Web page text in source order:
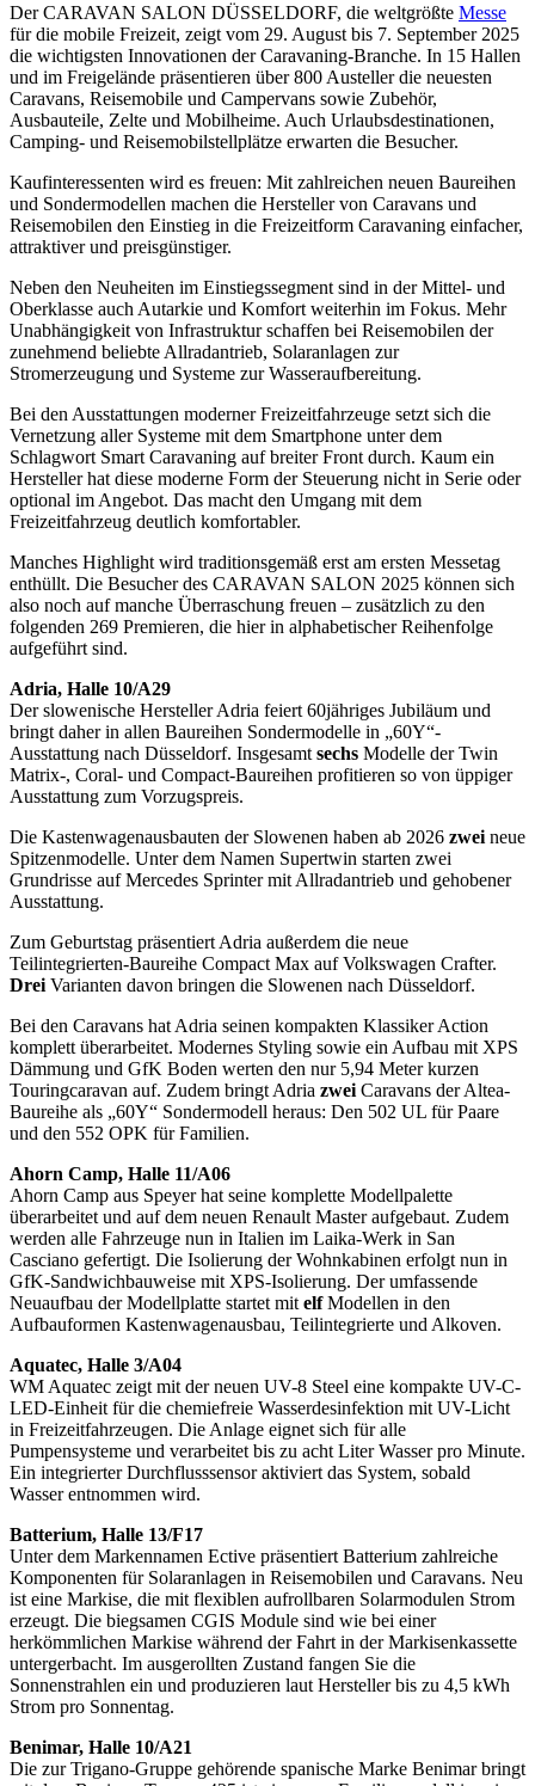
Der CARAVAN SALON DÜSSELDORF, die weltgrößte Messe
für die mobile Freizeit, zeigt vom 29. August bis 7. September 2025
die wichtigsten Innovationen der Caravaning-Branche. In 15 Hallen
und im Freigelände präsentieren über 800 Austeller die neuesten
Caravans, Reisemobile und Campervans sowie Zubehör,
Ausbauteile, Zelte und Mobilheime. Auch Urlaubsdestinationen,
Camping- und Reisemobilstellplätze erwarten die Besucher.
Kaufinteressenten wird es freuen: Mit zahlreichen neuen Baureihen
und Sondermodellen machen die Hersteller von Caravans und
Reisemobilen den Einstieg in die Freizeitform Caravaning einfacher,
attraktiver und preisgünstiger.
Neben den Neuheiten im Einstiegssegment sind in der Mittel- und
Oberklasse auch Autarkie und Komfort weiterhin im Fokus. Mehr
Unabhängigkeit von Infrastruktur schaffen bei Reisemobilen der
zunehmend beliebte Allradantrieb, Solaranlagen zur
Stromerzeugung und Systeme zur Wasseraufbereitung.
Bei den Ausstattungen moderner Freizeitfahrzeuge setzt sich die
Vernetzung aller Systeme mit dem Smartphone unter dem
Schlagwort Smart Caravaning auf breiter Front durch. Kaum ein
Hersteller hat diese moderne Form der Steuerung nicht in Serie oder
optional im Angebot. Das macht den Umgang mit dem
Freizeitfahrzeug deutlich komfortabler.
Manches Highlight wird traditionsgemäß erst am ersten Messetag
enthüllt. Die Besucher des CARAVAN SALON 2025 können sich
also noch auf manche Überraschung freuen – zusätzlich zu den
folgenden 269 Premieren, die hier in alphabetischer Reihenfolge
aufgeführt sind.
Adria, Halle 10/A29
Der slowenische Hersteller Adria feiert 60jähriges Jubiläum und
bringt daher in allen Baureihen Sondermodelle in „60Y“-
Ausstattung nach Düsseldorf. Insgesamt sechs Modelle der Twin
Matrix-, Coral- und Compact-Baureihen profitieren so von üppiger
Ausstattung zum Vorzugspreis.
Die Kastenwagenausbauten der Slowenen haben ab 2026 zwei neue
Spitzenmodelle. Unter dem Namen Supertwin starten zwei
Grundrisse auf Mercedes Sprinter mit Allradantrieb und gehobener
Ausstattung.
Zum Geburtstag präsentiert Adria außerdem die neue
Teilintegrierten-Baureihe Compact Max auf Volkswagen Crafter.
Drei Varianten davon bringen die Slowenen nach Düsseldorf.
Bei den Caravans hat Adria seinen kompakten Klassiker Action
komplett überarbeitet. Modernes Styling sowie ein Aufbau mit XPS
Dämmung und GfK Boden werten den nur 5,94 Meter kurzen
Touringcaravan auf. Zudem bringt Adria zwei Caravans der Altea-
Baureihe als „60Y“ Sondermodell heraus: Den 502 UL für Paare
und den 552 OPK für Familien.
Ahorn Camp, Halle 11/A06
Ahorn Camp aus Speyer hat seine komplette Modellpalette
überarbeitet und auf dem neuen Renault Master aufgebaut. Zudem
werden alle Fahrzeuge nun in Italien im Laika-Werk in San
Casciano gefertigt. Die Isolierung der Wohnkabinen erfolgt nun in
GfK-Sandwichbauweise mit XPS-Isolierung. Der umfassende
Neuaufbau der Modellplatte startet mit elfModellen in den
Aufbauformen Kastenwagenausbau, Teilintegrierte und Alkoven.
Aquatec, Halle 3/A04
WM Aquatec zeigt mit der neuen UV-8 Steel eine kompakte UV-C-
LED-Einheit für die chemiefreie Wasserdesinfektion mit UV-Licht
in Freizeitfahrzeugen. Die Anlage eignet sich für alle
Pumpensysteme und verarbeitet bis zu acht Liter Wasser pro Minute.
Ein integrierter Durchflusssensor aktiviert das System, sobald
Wasser entnommen wird.
Batterium, Halle 13/F17
Unter dem Markennamen Ective präsentiert Batterium zahlreiche
Komponenten für Solaranlagen in Reisemobilen und Caravans. Neu
ist eine Markise, die mit flexiblen aufrollbaren Solarmodulen Strom
erzeugt. Die biegsamen CGIS Module sind wie bei einer
herkömmlichen Markise während der Fahrt in der Markisenkassette
untergerbacht. Im ausgerollten Zustand fangen Sie die
Sonnenstrahlen ein und produzieren laut Hersteller bis zu 4,5 kWh
Strom pro Sonnentag.
Benimar, Halle 10/A21
Die zur Trigano-Gruppe gehörende spanische Marke Benimar bringt